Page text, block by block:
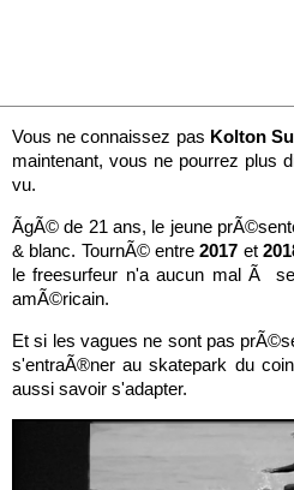
Vous ne connaissez pas Kolton
maintenant, vous ne pourrez plus
vu.
ÃgÃ© de 21 ans, le jeune
& blanc. TournÃ© entre2017 et
le freesurfeur n'a aucun mal Ã
amÃ©ricain.
Et si les vagues ne sont pas
s'entraÃ®ner au skatepark du
aussi savoir s'adapter.